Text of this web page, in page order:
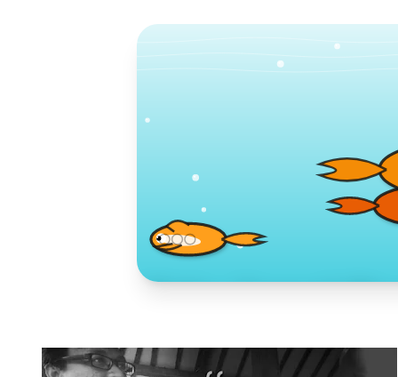
Toko Jurnal